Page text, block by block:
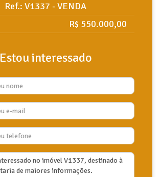
Ref.: V1337 - VENDA
R$ 550.000,00
Estou interessado